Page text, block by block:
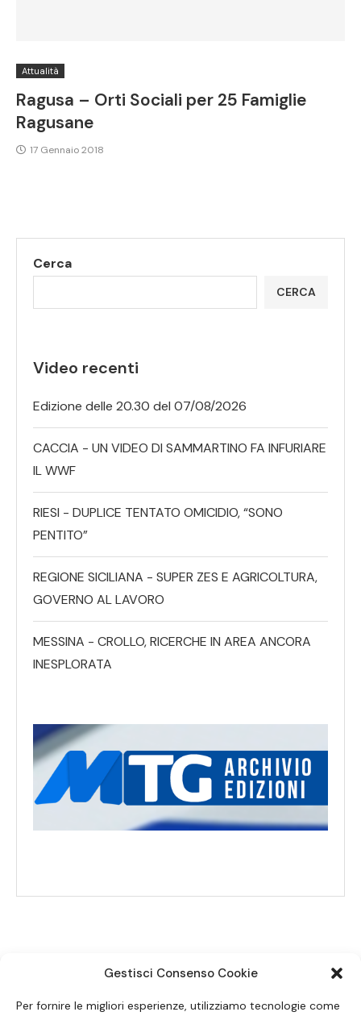
Gestisci Consenso Cookie
Per fornire le migliori esperienze, utilizziamo tecnologie come
Attualità
Ragusa – Orti Sociali per 25 Famiglie
Ragusane
17 Gennaio 2018
Cerca
CERCA
Video recenti
Edizione delle 20.30 del 07/08/2026
CACCIA - UN VIDEO DI SAMMARTINO FA INFURIARE
IL WWF
RIESI - DUPLICE TENTATO OMICIDIO, “SONO
PENTITO”
REGIONE SICILIANA - SUPER ZES E AGRICOLTURA,
GOVERNO AL LAVORO
MESSINA - CROLLO, RICERCHE IN AREA ANCORA
INESPLORATA
SEGUICI SUI SOCIAL